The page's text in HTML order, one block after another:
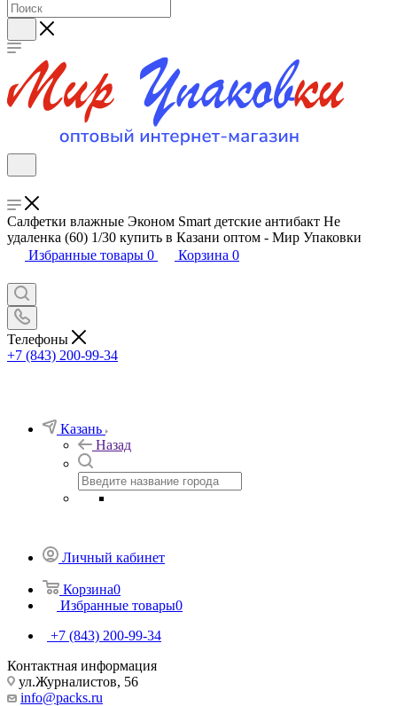
Салфетки влажные Эконом Smart детские антибакт Не
удаленка (60) 1/30 купить в Казани оптом - Мир Упаковки
Избранные товары 0 Корзина 0
Телефоны
+7 (843) 200-99-34
Казань
Назад
Личный кабинет
Корзина0
Избранные товары0
+7 (843) 200-99-34
Контактная информация
ул.Журналистов, 56
info@packs.ru